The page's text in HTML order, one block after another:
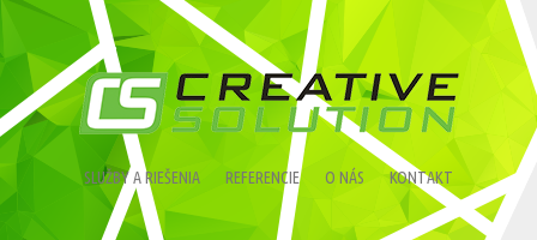
SLUŽBY A RIEŠENIA REFERENCIE O NÁS KONTAKT